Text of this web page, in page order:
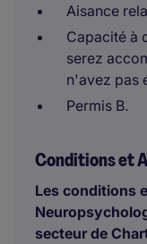
Aisance
Capacité à
serez
n'avez pas
Permis B.
Conditions et
Les conditions
secteur de